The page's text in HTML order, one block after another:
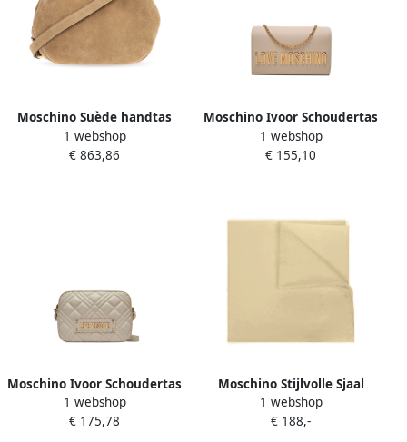
Moschino Suède handtas
Beige Dames
1 webshop
€ 863,86
Moschino Ivoor Schoudertas
Beige Dames
1 webshop
€ 155,10
Moschino Ivoor Schoudertas
Trendy Elegant Beige
Dames
1 webshop
€ 175,78
Moschino Stijlvolle Sjaal
voor Modieuze Look Beige
Dames
1 webshop
€ 188,-